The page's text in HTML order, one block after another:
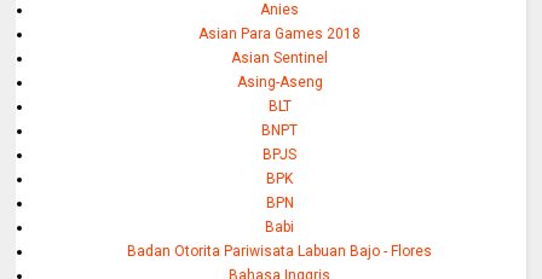
Anies
Asian Para Games 2018
Asian Sentinel
Asing-Aseng
BLT
BNPT
BPJS
BPK
BPN
Babi
Badan Otorita Pariwisata Labuan Bajo - Flores